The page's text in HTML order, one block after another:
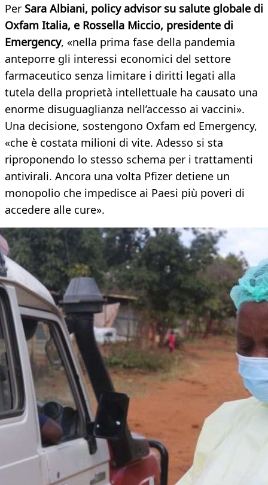
Per Sara Albiani, policy advisor su salute globale di
Oxfam Italia, e Rossella Miccio, presidente di
Emergency, «nella prima fase della pandemia
anteporre gli interessi economici del settore
farmaceutico senza limitare i diritti legati alla
tutela della proprietà intellettuale ha causato una
enorme disuguaglianza nell’accesso ai vaccini».
Una decisione, sostengono Oxfam ed Emergency,
«che è costata milioni di vite. Adesso si sta
riproponendo lo stesso schema per i trattamenti
antivirali. Ancora una volta Pfizer detiene un
monopolio che impedisce ai Paesi più poveri di
accedere alle cure».